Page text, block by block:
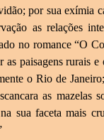
por sua exímia
as relações
no romance “O
as paisagens rurais
o Rio de
as mazelas
na sua faceta mais